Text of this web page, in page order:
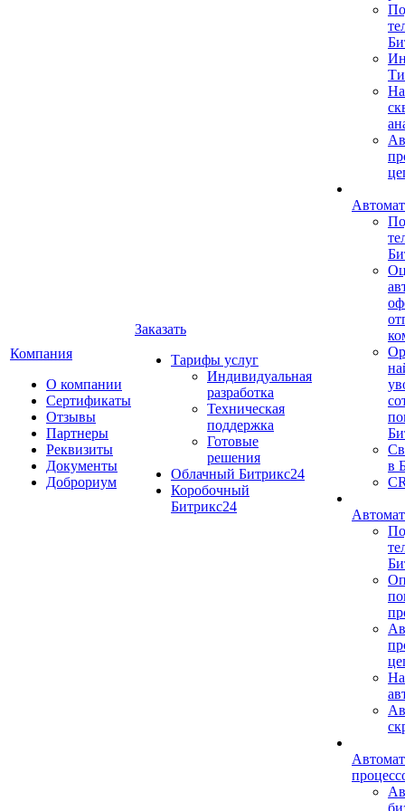
Компания
О компании
Сертификаты
Отзывы
Партнеры
Реквизиты
Документы
Доброриум
Заказать
Тарифы услуг
Индивидуальная
разработка
Техническая
поддержка
Готовые
решения
Облачный Битрикс24
Коробочный
Битрикс24
в